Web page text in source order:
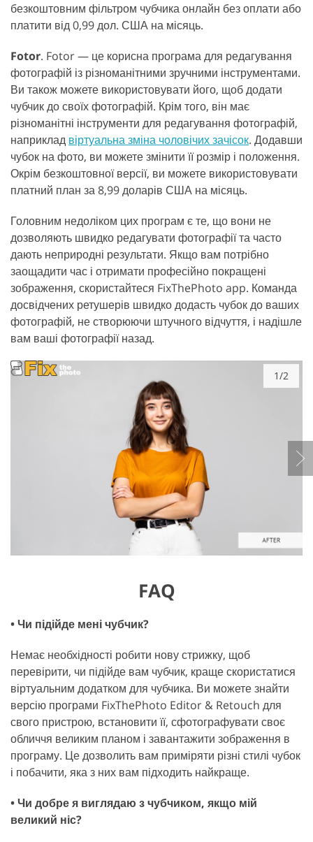
безкоштовним фільтром чубчика онлайн без оплати або
платити від 0,99 дол. США на місяць.
Fotor. Fotor — це корисна програма для редагування
фотографій із різноманітними зручними інструментами.
Ви також можете використовувати його, щоб додати
чубчик до своїх фотографій. Крім того, він має
різноманітні інструменти для редагування фотографій,
наприклад віртуальна зміна чоловічих зачісок. Додавши
чубок на фото, ви можете змінити її розмір і положення.
Окрім безкоштовної версії, ви можете використовувати
платний план за 8,99 доларів США на місяць.
Головним недоліком цих програм є те, що вони не
дозволяють швидко редагувати фотографії та часто
дають неприродні результати. Якщо вам потрібно
заощадити час і отримати професійно покращені
зображення, скористайтеся FixThePhoto app. Команда
досвідчених ретушерів швидко додасть чубок до ваших
фотографій, не створюючи штучного відчуття, і надішле
вам ваші фотографії назад.
1/2
FAQ
• Чи підійде мені чубчик?
Немає необхідності робити нову стрижку, щоб
перевірити, чи підійде вам чубчик, краще скористатися
віртуальним додатком для чубчика. Ви можете знайти
версію програми FixThePhoto Editor & Retouch для
свого пристрою, встановити її, сфотографувати своє
обличчя великим планом і завантажити зображення в
програму. Це дозволить вам приміряти різні стилі чубок
і побачити, яка з них вам підходить найкраще.
• Чи добре я виглядаю з чубчиком, якщо мій
великий ніс?